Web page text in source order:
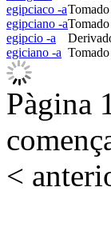
egipciaco -a
egipciano -a
egipcio -a
egiciano -a
Pàgina
<